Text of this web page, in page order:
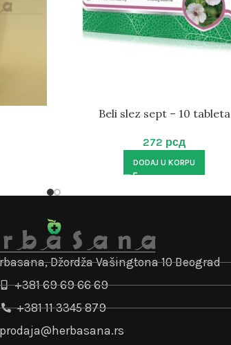
Beli slez sept – 10 tableta
272 рсд
DODAJ U KORPU
Džordža Vašingtona 10 Beograd
+381 69 69 66 69
+381 11 3345 879
prodaja@herbasana.rs